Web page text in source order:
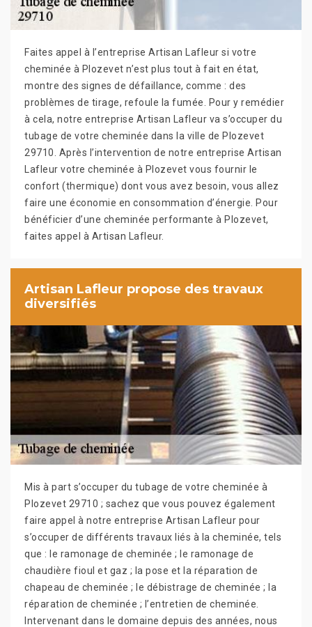
Faites appel à l’entreprise Artisan Lafleur si votre
cheminée à Plozevet n’est plus tout à fait en état,
montre des signes de défaillance, comme : des
problèmes de tirage, refoule la fumée. Pour y remédier
à cela, notre entreprise Artisan Lafleur va s’occuper du
tubage de votre cheminée dans la ville de Plozevet
29710. Après l’intervention de notre entreprise Artisan
Lafleur votre cheminée à Plozevet vous fournir le
confort (thermique) dont vous avez besoin, vous allez
faire une économie en consommation d’énergie. Pour
bénéficier d’une cheminée performante à Plozevet,
faites appel à Artisan Lafleur.
Artisan Lafleur propose des travaux
diversifiés
Mis à part s’occuper du tubage de votre cheminée à
Plozevet 29710 ; sachez que vous pouvez également
faire appel à notre entreprise Artisan Lafleur pour
s’occuper de différents travaux liés à la cheminée, tels
que : le ramonage de cheminée ; le ramonage de
chaudière fioul et gaz ; la pose et la réparation de
chapeau de cheminée ; le débistrage de cheminée ; la
réparation de cheminée ; l’entretien de cheminée.
Intervenant dans le domaine depuis des années, nous